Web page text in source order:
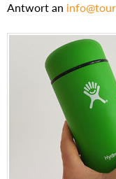
Antwort an